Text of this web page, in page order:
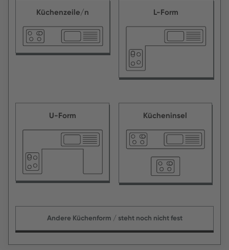
Küchenzeile/n L-Form
U-Form Kücheninsel
Andere Küchenform / steht noch nicht fest